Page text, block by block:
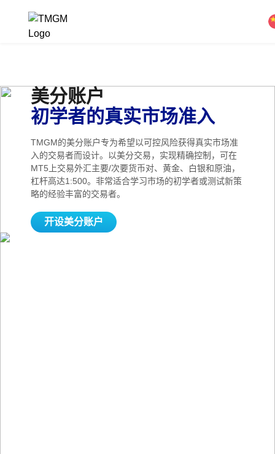
美分账户
初学者的真实市场准入
TMGM的美分账户专为希望以可控风险获得真实市场准
入的交易者而设计。以美分交易，实现精确控制，可在
MT5上交易外汇主要/次要货币对、黄金、白银和原油，
杠杆高达1:500。非常适合学习市场的初学者或测试新策
略的经验丰富的交易者。
开设美分账户